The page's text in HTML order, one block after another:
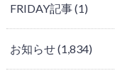
FRIDAY記事(1)
お知らせ(1,834)